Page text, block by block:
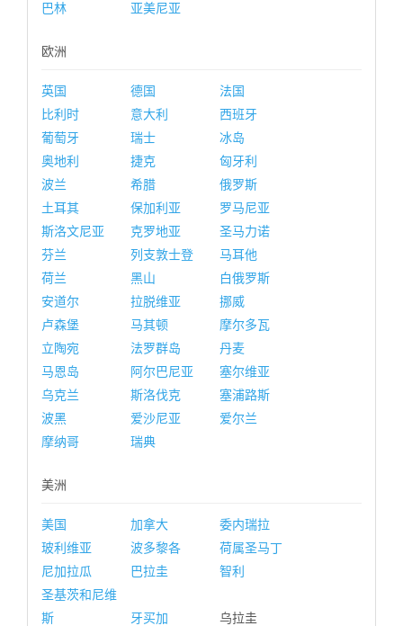
巴林
亚美尼亚
欧洲
英国 德国
法国
比利时
意大利
西班牙
葡萄牙
瑞士
冰岛
奥地利
捷克
匈牙利
波兰
希腊
俄罗斯
土耳其
保加利亚
罗马尼亚
斯洛文尼亚
克罗地亚
圣马力诺
芬兰
列支敦士登
马耳他
荷兰
黑山
白俄罗斯
安道尔
拉脱维亚
挪威
卢森堡
马其顿
摩尔多瓦
立陶宛
法罗群岛
丹麦
马恩岛
阿尔巴尼亚
塞尔维亚
乌克兰
斯洛伐克
塞浦路斯
波黑
爱沙尼亚
爱尔兰
摩纳哥
瑞典
美洲
美国 加拿大
委内瑞拉
玻利维亚
波多黎各
荷属圣马丁
尼加拉瓜
巴拉圭
智利
圣基茨和尼维
斯
牙买加 乌拉圭